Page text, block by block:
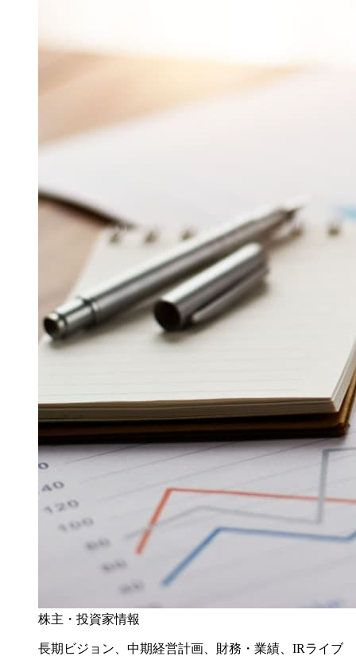
株主・投資家情報
長期ビジョン、中期経営計画、財務・業績、IRライブ